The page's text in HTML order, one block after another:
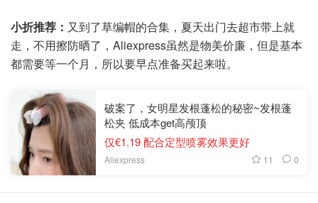
小折推荐： 又到了草编帽的合集，夏天出门去超市带上就
走，不用擦防晒了，Aliexpress虽然是物美价廉，但是基本
都需要等一个月，所以要早点准备买起来啦。
破案了，女明星发根蓬松的秘密~发根蓬
松夹 低成本get高颅顶
仅€1.19 配合定型喷雾效果更好
Aliexpress 11 0